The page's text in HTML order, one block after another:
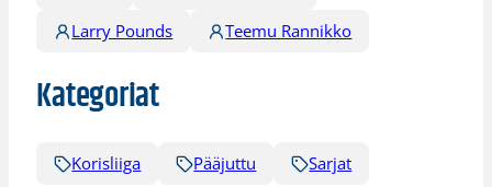
Larry Pounds Teemu Rannikko
Kategoriat
Korisliiga Pääjuttu Sarjat